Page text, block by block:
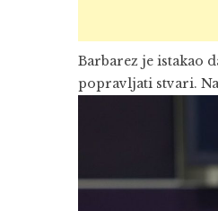
Barbarez je istakao
popravljati stvari.